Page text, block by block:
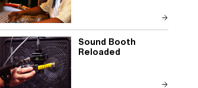
Sound Booth
Reloaded